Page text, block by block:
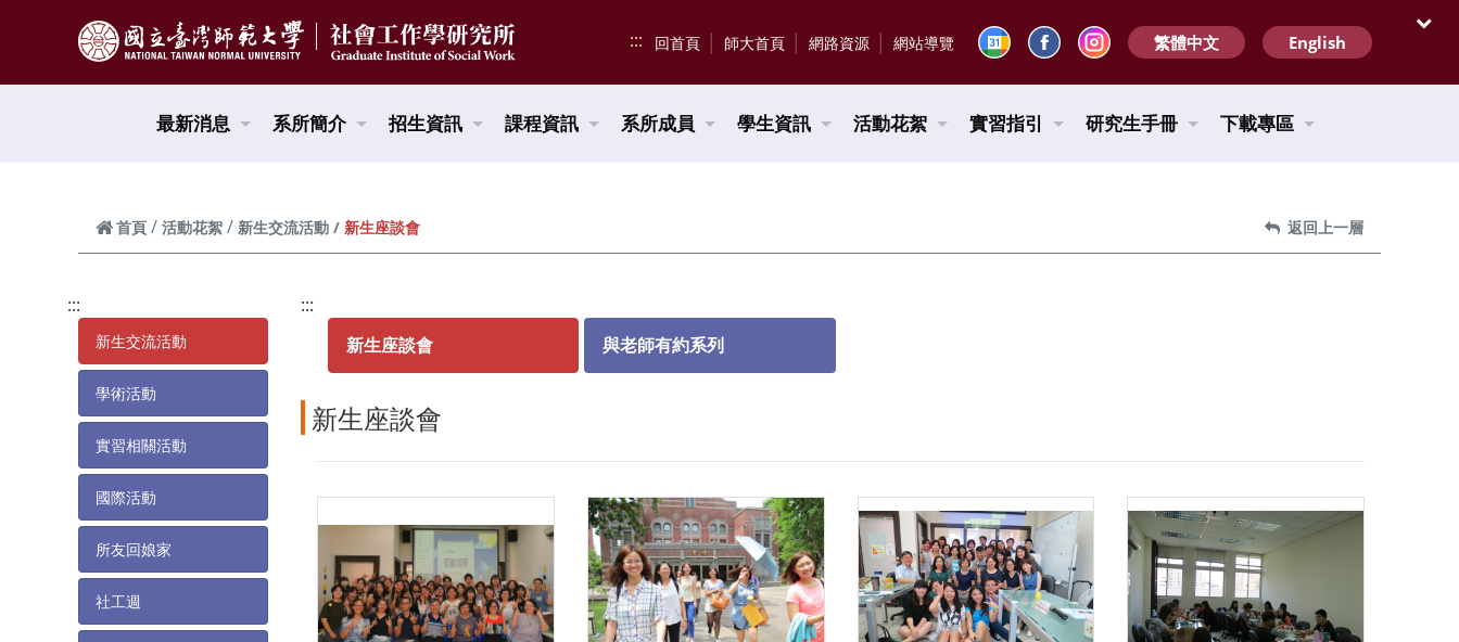
::: 回首頁 師大首頁 網路資源 網站導覽 繁體中文 English
最新消息 系所簡介 招生資訊 課程資訊 系所成員 學生資訊 活動花絮 實習指引 研究生手冊 下載專區
首頁 活動花絮 新生交流活動 新生座談會 返回上一層
:::
新生交流活動
學術活動
實習相關活動
國際活動
所友回娘家
社工週
:::
新生座談會
與老師有約系列
新生座談會